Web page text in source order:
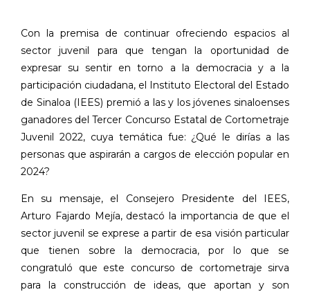
Con la premisa de continuar ofreciendo espacios al
sector juvenil para que tengan la oportunidad de
expresar su sentir en torno a la democracia y a la
participación ciudadana, el Instituto Electoral del Estado
de Sinaloa (IEES) premió a las y los jóvenes sinaloenses
ganadores del Tercer Concurso Estatal de Cortometraje
Juvenil 2022, cuya temática fue: ¿Qué le dirías a las
personas que aspirarán a cargos de elección popular en
2024?
En su mensaje, el Consejero Presidente del IEES,
Arturo Fajardo Mejía, destacó la importancia de que el
sector juvenil se exprese a partir de esa visión particular
que tienen sobre la democracia, por lo que se
congratuló que este concurso de cortometraje sirva
para la construcción de ideas, que aportan y son